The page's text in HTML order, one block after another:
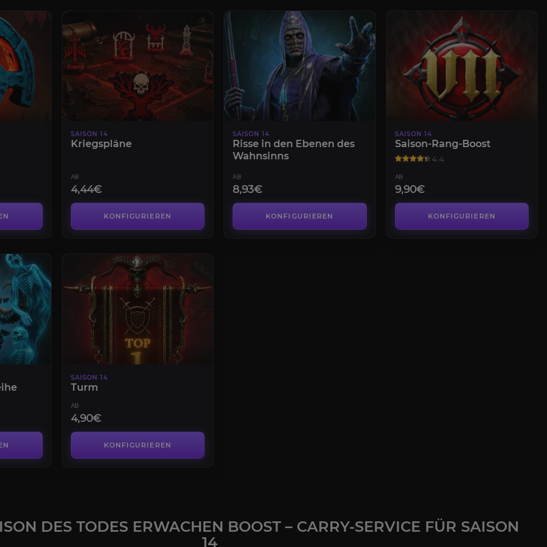
SAISON 14
Kriegspläne
AB
4,44€
KONFIGURIEREN
SAISON 14
Risse in den Ebenen des
Wahnsinns
AB
8,93€
KONFIGURIEREN
SAISON 14
Saison-Rang-Boost
4.4
AB
9,90€
KONFIGURIEREN
SAISON 14
Turm
AB
4,90€
KONFIGURIEREN
DES TODES ERWACHEN BOOST – CARRY-SERVICE FÜR SAISON
14